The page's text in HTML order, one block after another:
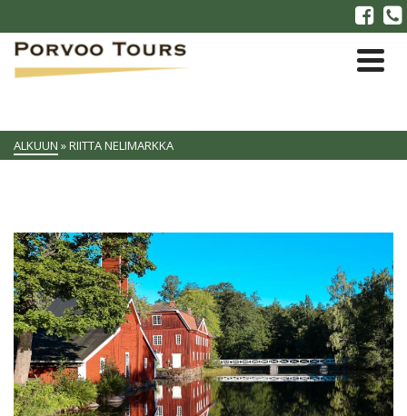
ALKUUN »RIITTA NELIMARKKA